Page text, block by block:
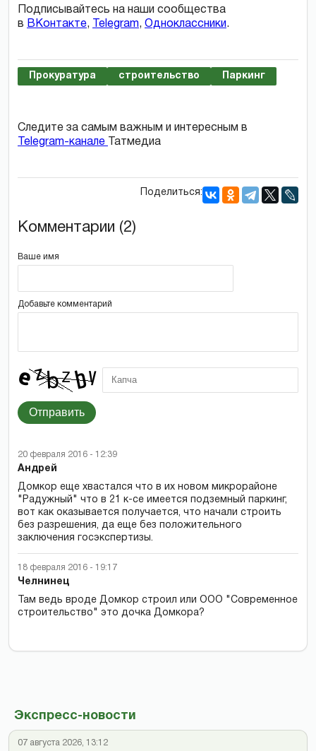
Экспресс-новости
07 августа 2026, 13:12
Подписывайтесь на наши сообщества
в ВКонтакте, Telegram, Одноклассники.
Прокуратура строительство Паркинг
Следите за самым важным и интересным в
Telegram-канале
Татмедиа
Поделиться:
Комментарии (2)
Ваше имя
Добавьте комментарий
Отправить
20 февраля 2016 - 12:39
Андрей
Домкор еще хвастался что в их новом микрорайоне
"Радужный" что в 21 к-се имеется подземный паркинг,
вот как оказывается получается, что начали строить
без разрешения, да еще без положительного
заключения госэкспертизы.
18 февраля 2016 - 19:17
Челнинец
Там ведь вроде Домкор строил или ООО "Современное
строительство" это дочка Домкора?